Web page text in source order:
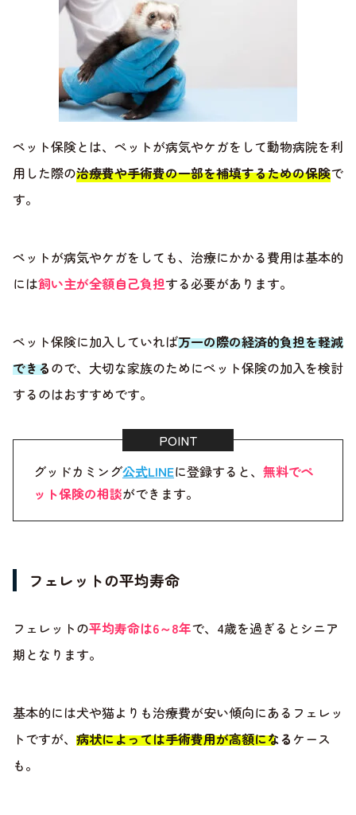
ペット保険とは、ペットが病気やケガをして動物病院を利
用した際の治療費や手術費の一部を補填するための保険で
す。
ペットが病気やケガをしても、治療にかかる費用は基本的
には飼い主が全額自己負担する必要があります。
ペット保険に加入していれば万一の際の経済的負担を軽減
できるので、大切な家族のためにペット保険の加入を検討
するのはおすすめです。
グッドカミング公式LINEに登録すると、 無料でペ
ット保険の相談ができます。
フェレットの平均寿命
フェレットの平均寿命は6～8年で、4歳を過ぎるとシニア
期となります。
基本的には犬や猫よりも治療費が安い傾向にあるフェレッ
トですが、 病状によっては手術費用が高額になる ケース
も。